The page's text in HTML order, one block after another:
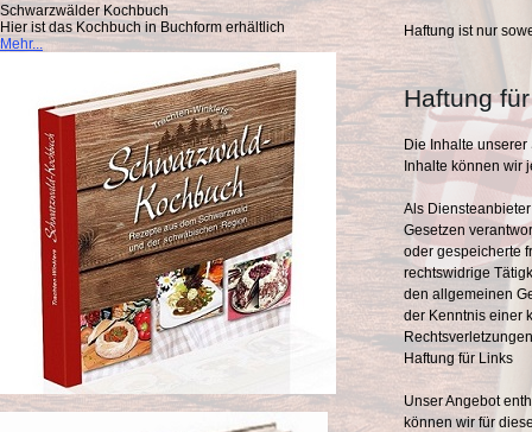
Haftung ist nur
Haftung
Die Inhalte
Inhalte können wir
Als
Gesetzen
oder gespeicherte
rechtswidrige
den allgemeinen
der Kenntnis einer
Haftung für Links
Unser Angebot
können wir für
Schwarzwälder Kochbuch
Hier ist das Kochbuch in Buchform erhältlich
Mehr...